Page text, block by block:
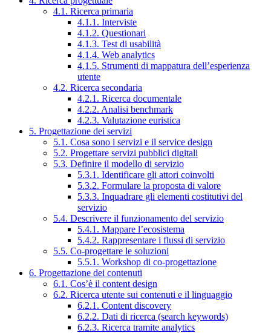
4.1. Ricerca primaria
4.1.1. Interviste
4.1.2. Questionari
4.1.3. Test di usabilità
4.1.4. Web analytics
4.1.5. Strumenti di mappatura dell’esperienza
utente
4.2. Ricerca secondaria
4.2.1. Ricerca documentale
4.2.2. Analisi benchmark
4.2.3. Valutazione euristica
5. Progettazione dei servizi
5.1. Cosa sono i servizi e il service design
5.2. Progettare servizi pubblici digitali
5.3. Definire il modello di servizio
5.3.1. Identificare gli attori coinvolti
5.3.2. Formulare la proposta di valore
5.3.3. Inquadrare gli elementi costitutivi del
servizio
5.4. Descrivere il funzionamento del servizio
5.4.1. Mappare l’ecosistema
5.4.2. Rappresentare i flussi di servizio
5.5. Co-progettare le soluzioni
5.5.1. Workshop di co-progettazione
6. Progettazione dei contenuti
6.1. Cos’è il content design
6.2. Ricerca utente sui contenuti e il linguaggio
6.2.1. Content discovery
6.2.2. Dati di ricerca (search keywords)
6.2.3. Ricerca tramite analytics